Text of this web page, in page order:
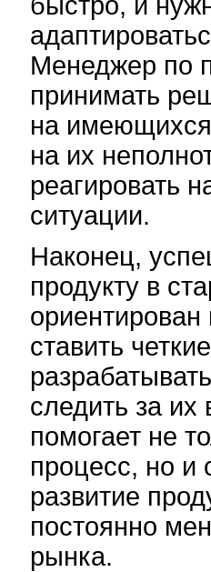
Менеджер по
принимать
на
на их
реагировать
ситуации.
Наконец,
продукту в
ориентирован
ставить
следить за
помогает не
процесс, но и
развитие
постоянно
рынка.